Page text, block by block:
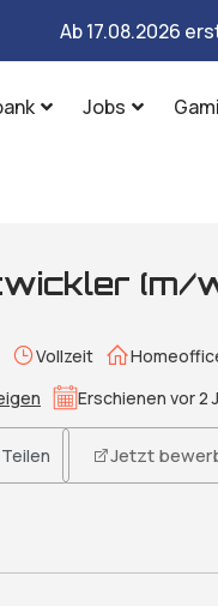
Ab 17.08.2026
Jobs
(m/
Vollzeit
Erschienen vor 2
Teilen Jetzt